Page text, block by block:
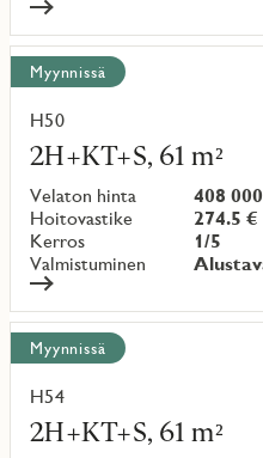
Myynnissä
H50
2H+KT+S, 61 m²
Velaton hinta
408
Hoitovastike
274.5 €
Kerros
1/5
Valmistuminen
Lue
lisää
kohteesta
Myynnissä
H54
2H+KT+S, 61 m²
Lue
lisää
kohteesta